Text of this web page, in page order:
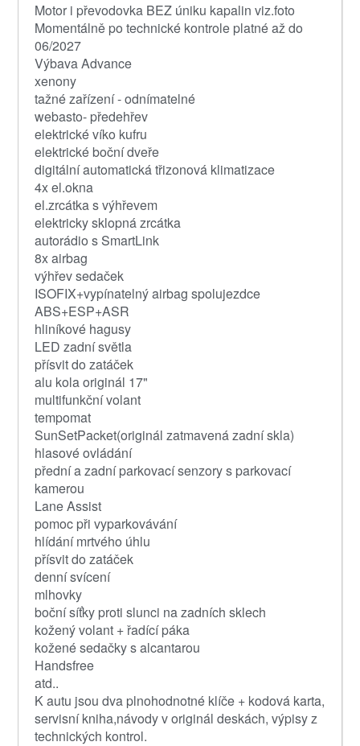
Motor i převodovka BEZ úniku kapalin viz.foto
Momentálně po technické kontrole platné až do
06/2027
Výbava Advance
xenony
tažné zařízení - odnímatelné
webasto- předehřev
elektrické víko kufru
elektrické boční dveře
digitální automatická třizonová klimatizace
4x el.okna
el.zrcátka s výhřevem
elektricky sklopná zrcátka
autorádio s SmartLink
8x airbag
výhřev sedaček
ISOFIX+vypínatelný airbag spolujezdce
ABS+ESP+ASR
hliníkové hagusy
LED zadní světla
přísvit do zatáček
alu kola originál 17"
multifunkční volant
tempomat
SunSetPacket(originál zatmavená zadní skla)
hlasové ovládání
přední a zadní parkovací senzory s parkovací
kamerou
Lane Assist
pomoc při vyparkovávání
hlídání mrtvého úhlu
přísvit do zatáček
denní svícení
mlhovky
boční síťky proti slunci na zadních sklech
kožený volant + řadící páka
kožené sedačky s alcantarou
Handsfree
atd..
K autu jsou dva plnohodnotné klíče + kodová karta,
servisní kniha,návody v originál deskách, výpisy z
technických kontrol.